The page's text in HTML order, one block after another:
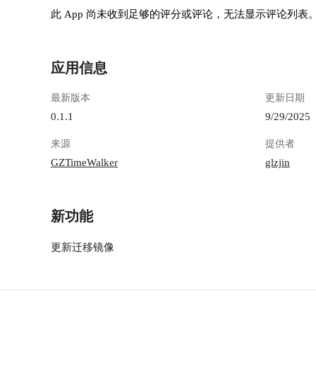
此 App 尚未收到足够的评分或评论，无法显示评论列表
应用信息
最新版本
0.1.1
更新日期
9/29/2025
来源
GZTimeWalker
提供者
glzjin
新功能
更新迁移镜像